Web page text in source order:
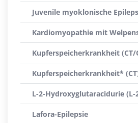
Juvenile myoklonische
Kardiomyopathie mit
Kupferspeicherkrankheit (CT/
Kupferspeicherkrankheit*
L-2-Hydroxyglutaracidurie (L-
Lafora-Epilepsie